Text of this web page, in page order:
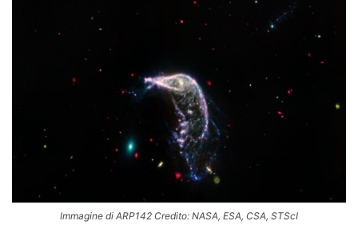
Immagine di ARP142 Credito: NASA, ESA, CSA, STScI